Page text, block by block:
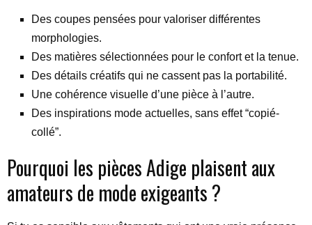
Des coupes pensées pour valoriser différentes
morphologies.
Des matières sélectionnées pour le confort et la tenue.
Des détails créatifs qui ne cassent pas la portabilité.
Une cohérence visuelle d’une pièce à l’autre.
Des inspirations mode actuelles, sans effet “copié-
collé”.
Pourquoi les pièces Adige plaisent aux
amateurs de mode exigeants ?